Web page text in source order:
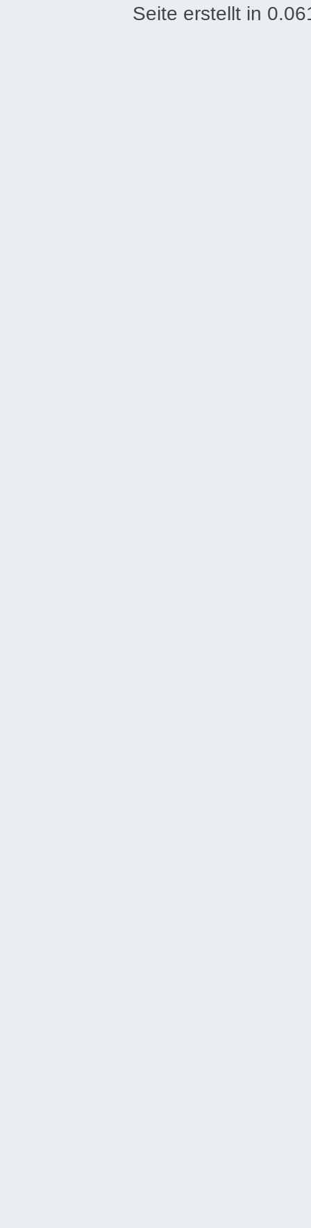
Seite erstellt in